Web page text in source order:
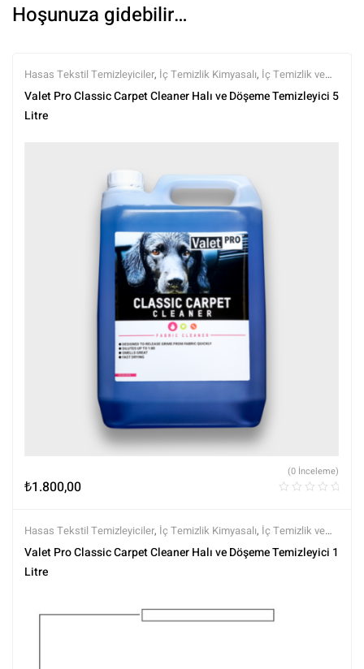
Hoşunuza gidebilir…
Hasas Tekstil Temizleyiciler, İç Temizlik Kimyasalı, İç Temizlik ve
Bakım ,Kimyasalar,Markalar,Tüm Ürünler,Tüm Ürünler,Valet Pro
Valet Pro Classic Carpet Cleaner Halı ve Döşeme Temizleyici 5
Litre
₺1.800,00
(0 İnceleme)
Hasas Tekstil Temizleyiciler, İç Temizlik Kimyasalı, İç Temizlik ve
Bakım ,Kimyasalar,Markalar,Tüm Ürünler,Tüm Ürünler,Valet Pro
Valet Pro Classic Carpet Cleaner Halı ve Döşeme Temizleyici 1
Litre